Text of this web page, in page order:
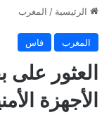
الرئيسية / المغرب
المغرب فاس
العثور على
الأجهزة